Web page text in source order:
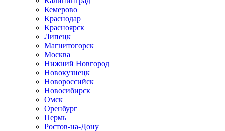
Кемерово
Краснодар
Красноярск
Липецк
Магнитогорск
Москва
Нижний Новгород
Новокузнецк
Новороссийск
Новосибирск
Омск
Оренбург
Пермь
Ростов-на-Дону